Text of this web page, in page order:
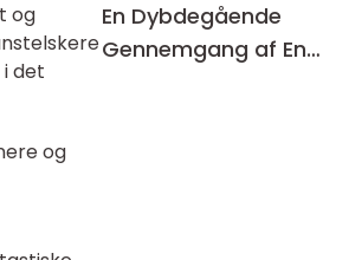
og
det
og
En Dybdegående
Gennemgang af En